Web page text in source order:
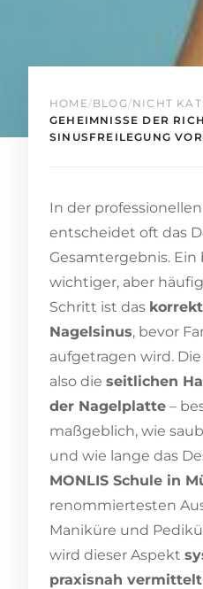
HOME /BLOG /NICHT
GEHEIMNISSE DER
SINUSFREILEGUNG
In der
entscheidet oft das
Gesamtergebnis. Ein
wichtiger, aber
Schritt ist das
Nagelsinus, bevor
aufgetragen wird.
also die seitlichen
der Nagelplatte –
maßgeblich, wie
und wie lange das
MONLIS Schule in
renommiertesten
Maniküre und
wird dieser Aspekt
praxisnah vermittelt